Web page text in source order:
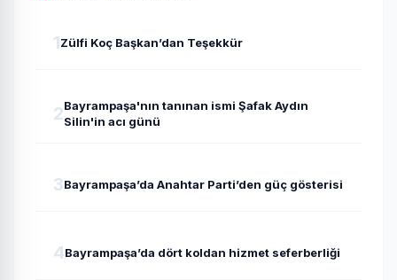
1Zülfi Koç Başkan’dan Teşekkür
2Bayrampaşa'nın tanınan ismi Şafak Aydın
Silin'in acı günü
3Bayrampaşa’da Anahtar Parti’den güç gösterisi
4Bayrampaşa’da dört koldan hizmet seferberliği